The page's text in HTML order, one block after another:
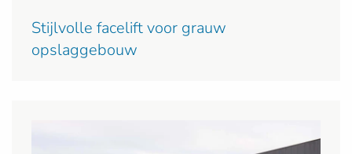
Stijlvolle facelift voor grauw
opslaggebouw